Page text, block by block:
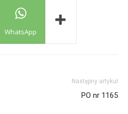
WhatsApp
Następny artykuł
PO nr 1165